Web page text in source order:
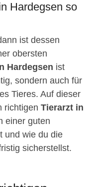
Hardegsen so
ist dessen
obersten
Hardegsen ist
sondern auch für
Tieres. Auf dieser
richtigen Tierarzt in
einer guten
und wie du die
sicherstellst.